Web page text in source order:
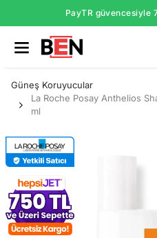
PayTR güvencesiyle
Güneş Koruyucular
La Roche Posay Anthelios
ml